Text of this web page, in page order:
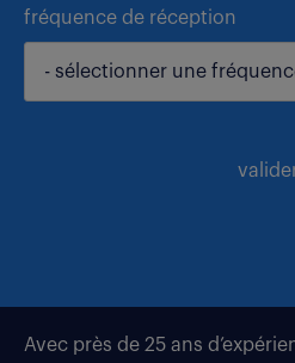
fréquence de réception
- sélectionner une
Avec près de 25 ans